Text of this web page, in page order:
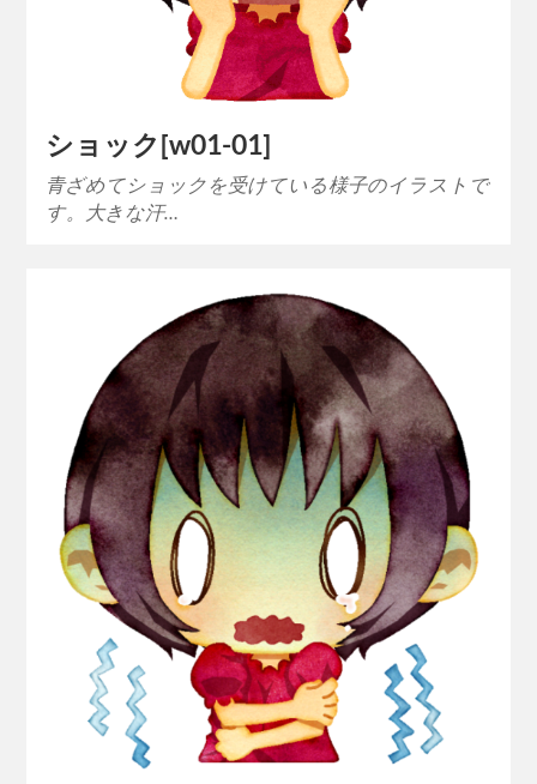
ショック[w01-01]
青ざめてショックを受けている様子のイラストで
す。大きな汗…